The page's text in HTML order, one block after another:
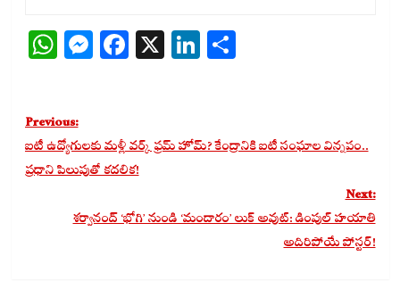
WhatsApp
Messenger
Facebook
X LinkedIn
Share
Post
navigation
Previous:
ఐటీ ఉద్యోగులకు మళ్లీ వర్క్ ఫ్రమ్ హోమ్? కేంద్రానికి ఐటీ సంఘాల విన్నపం..
ప్రధాని పిలుపుతో కదలిక!
Next:
శర్వానంద్ ‘భోగి’ నుండి ‘మందారం’ లుక్ అవుట్: డింపుల్ హయాతి
అదిరిపోయే పోస్టర్!